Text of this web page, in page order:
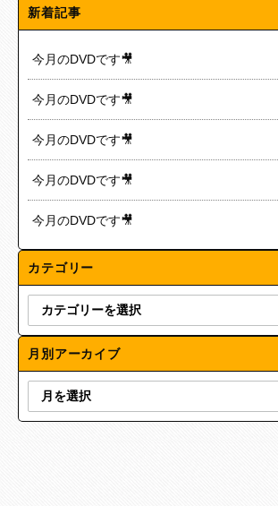
新着記事
今月のDVDです🎥
今月のDVDです🎥
今月のDVDです🎥
今月のDVDです🎥
今月のDVDです🎥
カテゴリー
月別アーカイブ